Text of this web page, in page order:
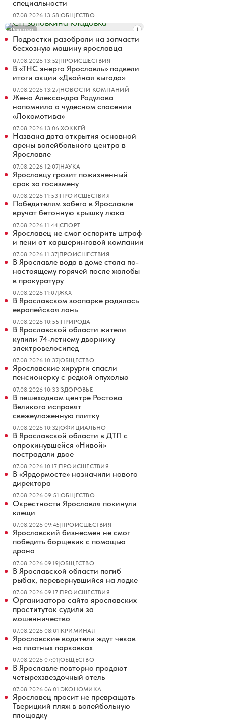
специальности
07.08.2026 13:58|ОБЩЕСТВО
Реклама
Подростки разобрали на запчасти
бесхозную машину ярославца
07.08.2026 13:52|ПРОИСШЕСТВИЯ
В «ТНС энерго Ярославль» подвели
итоги акции «Двойная выгода»
07.08.2026 13:27|НОВОСТИ КОМПАНИЙ
Жена Александра Радулова
напомнила о чудесном спасении
«Локомотива»
07.08.2026 13:06|ХОККЕЙ
Названа дата открытия основной
арены волейбольного центра в
Ярославле
07.08.2026 12:07|НАУКА
Ярославцу грозит пожизненный
срок за госизмену
07.08.2026 11:53|ПРОИСШЕСТВИЯ
Победителям забега в Ярославле
вручат бетонную крышку люка
07.08.2026 11:44|СПОРТ
Ярославец не смог оспорить штраф
и пени от каршеринговой компании
07.08.2026 11:37|ПРОИСШЕСТВИЯ
В Ярославле вода в доме стала по-
настоящему горячей после жалобы
в прокуратуру
07.08.2026 11:07|ЖКХ
В Ярославском зоопарке родилась
европейская лань
07.08.2026 10:55|ПРИРОДА
В Ярославской области жители
купили 74-летнему дворнику
электровелосипед
07.08.2026 10:37|ОБЩЕСТВО
Ярославские хирурги спасли
пенсионерку с редкой опухолью
07.08.2026 10:33|ЗДОРОВЬЕ
В пешеходном центре Ростова
Великого исправят
свежеуложенную плитку
07.08.2026 10:32|ОФИЦИАЛЬНО
В Ярославской области в ДТП с
опрокинувшейся «Нивой»
пострадали двое
07.08.2026 10:17|ПРОИСШЕСТВИЯ
В «Ярдормосте» назначили нового
директора
07.08.2026 09:51|ОБЩЕСТВО
Окрестности Ярославля покинули
клещи
07.08.2026 09:45|ПРОИСШЕСТВИЯ
Ярославский бизнесмен не смог
победить борщевик с помощью
дрона
07.08.2026 09:19|ОБЩЕСТВО
В Ярославской области погиб
рыбак, перевернувшийся на лодке
07.08.2026 09:17|ПРОИСШЕСТВИЯ
Организатора сайта ярославских
проституток судили за
мошенничество
07.08.2026 08:01|КРИМИНАЛ
Ярославские водители ждут чеков
на платных парковках
07.08.2026 07:01|ОБЩЕСТВО
В Ярославле повторно продают
четырехзвездочный отель
07.08.2026 06:01|ЭКОНОМИКА
Ярославец просит не превращать
Тверицкий пляж в волейбольную
площадку